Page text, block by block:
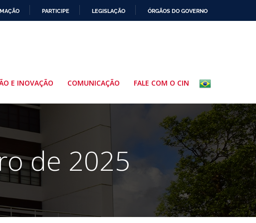
PARTICIPE LEGISLAÇÃO ÓRGÃOS DO GOVERNO
E INOVAÇÃO COMUNICAÇÃO FALE COM O CIN
de 2025